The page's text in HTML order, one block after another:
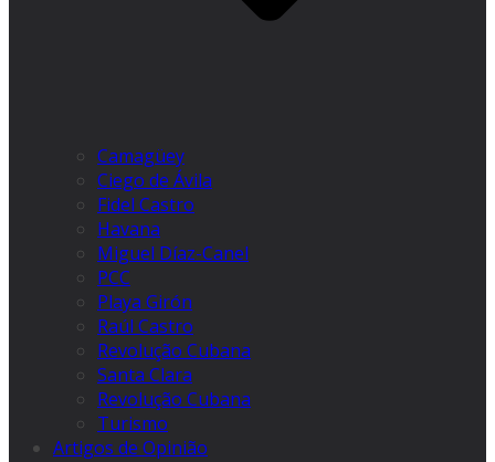
Camagüey
Ciego de Ávila
Fidel Castro
Havana
Miguel Díaz-Canel
PCC
Playa Girón
Raúl Castro
Revolução Cubana
Santa Clara
Revolução Cubana
Turismo
Artigos de Opinião